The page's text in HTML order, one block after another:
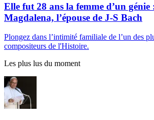
Elle fut 28 ans la femme d’un génie
Magdalena, l’épouse de J-S Bach
Plongez dans l’intimité familiale de l’un des
compositeurs de l'Histoire.
Les plus lus du moment